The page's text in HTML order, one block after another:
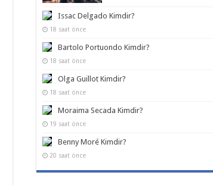
Issac Delgado Kimdir?
18 saat önce
Bartolo Portuondo Kimdir?
18 saat önce
Olga Guillot Kimdir?
18 saat önce
Moraima Secada Kimdir?
19 saat önce
Benny Moré Kimdir?
20 saat önce